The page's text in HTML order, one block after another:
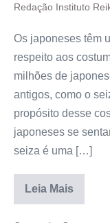
Redação Instituto
Os japoneses têm
respeito aos
milhões de
antigos, como o
propósito desse
japoneses se
seiza é uma […]
Leia Mais